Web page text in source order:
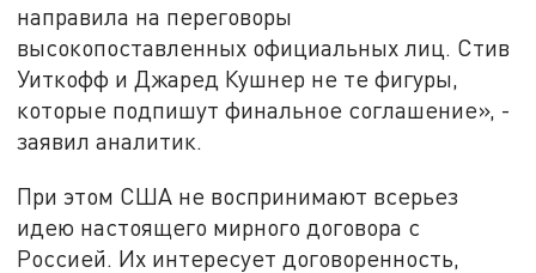
направила на переговоры
высокопоставленных официальных лиц. Стив
Уиткофф и Джаред Кушнер не те фигуры,
которые подпишут финальное соглашение», -
заявил аналитик.
При этом США не воспринимают всерьез
идею настоящего мирного договора с
Россией. Их интересует договоренность,